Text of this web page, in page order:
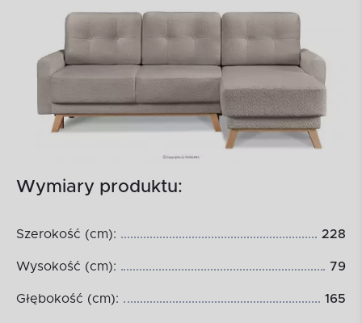
Wymiary produktu:
Szerokość (cm): 228
Wysokość (cm): 79
Głębokość (cm): 165